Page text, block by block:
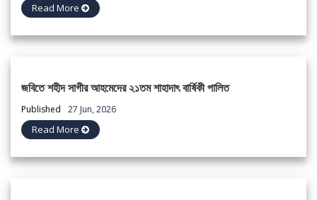
Read More
জবিতে শহীদ সাগীর আহমেদের ২১তম শাহাদাৎ বার্ষিকী পালিত
Published 27 Jun, 2026
Read More